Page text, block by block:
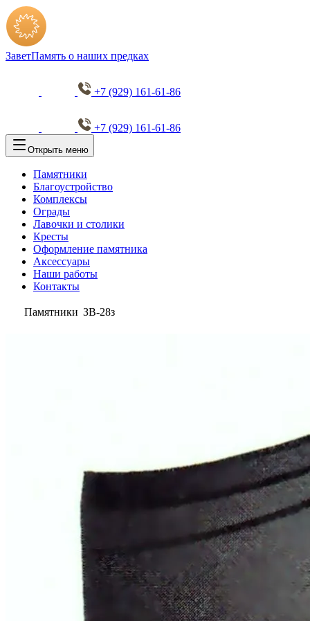
ЗаветПамять о наших предках
+7 (929) 161-61-86
+7 (929) 161-61-86
Открыть меню
Памятники
Благоустройство
Комплексы
Ограды
Лавочки и столики
Кресты
Оформление памятника
Аксессуары
Наши работы
Контакты
Памятники ЗВ-28з